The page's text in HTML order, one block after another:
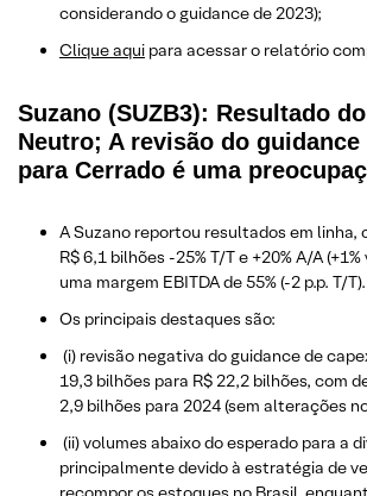
considerando o guidance de 2023);
Clique aqui para acessar o relatório
Suzano (SUZB3): Resultado
Neutro; A revisão do guidance
para Cerrado é uma
A Suzano reportou resultados em linha,
R$ 6,1 bilhões -25% T/T e +20% A/A
uma margem EBITDA de 55% (-2 p.p. T/T).
Os principais destaques são:
(i) revisão negativa do guidance de
19,3 bilhões para R$ 22,2 bilhões, com
2,9 bilhões para 2024 (sem alterações
(ii) volumes abaixo do esperado para a
principalmente devido à estratégia de